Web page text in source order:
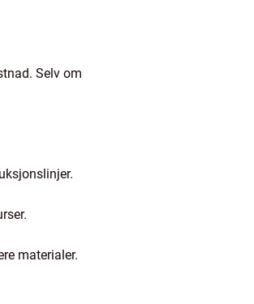
Selv om
materialer.